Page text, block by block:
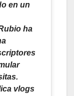
en un
ha
vlogs